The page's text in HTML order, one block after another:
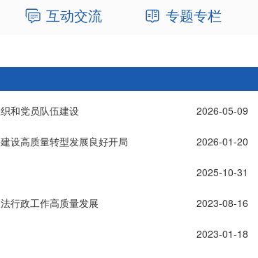
互动交流 专题专栏
和党员队伍建设 2026-05-09
设高质量转型发展良好开局 2026-01-20
2025-10-31
行政工作高质量发展 2023-08-16
2023-01-18